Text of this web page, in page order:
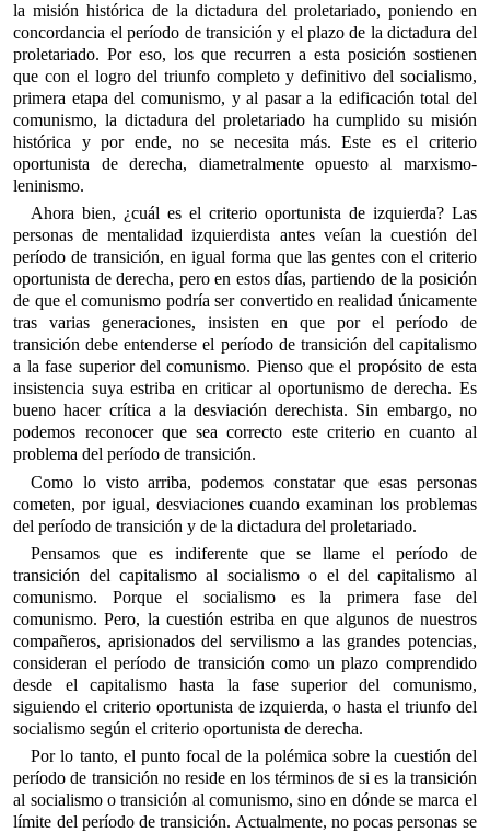
la misión histórica de la dictadura del proletariado, poniendo en
concordancia el período de transición y el plazo de la dictadura del
proletariado. Por eso, los que recurren a esta posición sostienen
que con el logro del triunfo completo y definitivo del socialismo,
primera etapa del comunismo, y al pasar a la edificación total del
comunismo, la dictadura del proletariado ha cumplido su misión
histórica y por ende, no se necesita más. Este es el criterio
oportunista de derecha, diametralmente opuesto al marxismo-
leninismo.
Ahora bien, ¿cuál es el criterio oportunista de izquierda? Las
personas de mentalidad izquierdista antes veían la cuestión del
período de transición, en igual forma que las gentes con el criterio
oportunista de derecha, pero en estos días, partiendo de la posición
de que el comunismo podría ser convertido en realidad únicamente
tras varias generaciones, insisten en que por el período de
transición debe entenderse el período de transición del capitalismo
a la fase superior del comunismo. Pienso que el propósito de esta
insistencia suya estriba en criticar al oportunismo de derecha. Es
bueno hacer crítica a la desviación derechista. Sin embargo, no
podemos reconocer que sea correcto este criterio en cuanto al
problema del período de transición.
Como lo visto arriba, podemos constatar que esas personas
cometen, por igual, desviaciones cuando examinan los problemas
del período de transición y de la dictadura del proletariado.
Pensamos que es indiferente que se llame el período de
transición del capitalismo al socialismo o el del capitalismo al
comunismo. Porque el socialismo es la primera fase del
comunismo. Pero, la cuestión estriba en que algunos de nuestros
compañeros, aprisionados del servilismo a las grandes potencias,
consideran el período de transición como un plazo comprendido
desde el capitalismo hasta la fase superior del comunismo,
siguiendo el criterio oportunista de izquierda, o hasta el triunfo del
socialismo según el criterio oportunista de derecha.
Por lo tanto, el punto focal de la polémica sobre la cuestión del
período de transición no reside en los términos de si es la transición
al socialismo o transición al comunismo, sino en dónde se marca el
límite del período de transición. Actualmente, no pocas personas se